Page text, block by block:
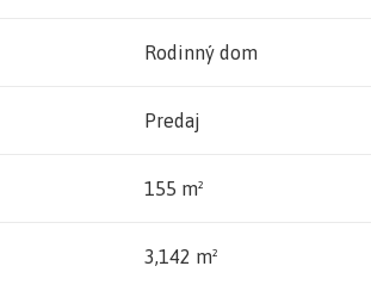
Rodinný dom
Predaj
155 m²
3,142 m²